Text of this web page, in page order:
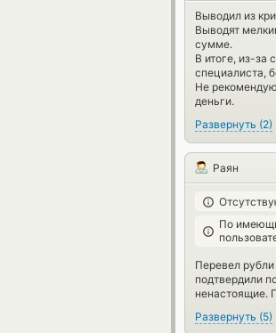
Выводил из
Выводят
сумме.
В итоге, из-за
специалиста,
Не
деньги.
Развернуть (2)
Раян
По
Перевел
подтвердили
ненастоящие.
Развернуть (5)